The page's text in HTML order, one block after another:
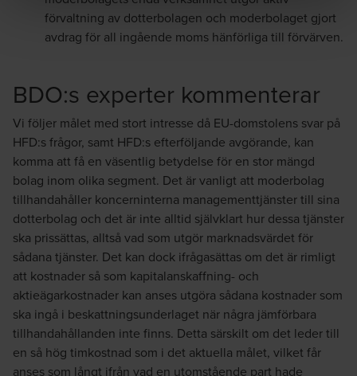
förvaltning av dotterbolagen och moderbolaget gjort
avdrag för all ingående moms hänförliga till förvärven.
BDO:s experter kommenterar
Vi följer målet med stort intresse då EU-domstolens svar på
HFD:s frågor, samt HFD:s efterföljande avgörande, kan
komma att få en väsentlig betydelse för en stor mängd
bolag inom olika segment. Det är vanligt att moderbolag
tillhandahåller koncerninterna managementtjänster till sina
dotterbolag och det är inte alltid självklart hur dessa tjänster
ska prissättas, alltså vad som utgör marknadsvärdet för
sådana tjänster. Det kan dock ifrågasättas om det är rimligt
att kostnader så som kapitalanskaffning- och
aktieägarkostnader kan anses utgöra sådana kostnader som
ska ingå i beskattningsunderlaget när några jämförbara
tillhandahållanden inte finns. Detta särskilt om det leder till
en så hög timkostnad som i det aktuella målet, vilket får
anses som långt ifrån vad en utomstående part hade